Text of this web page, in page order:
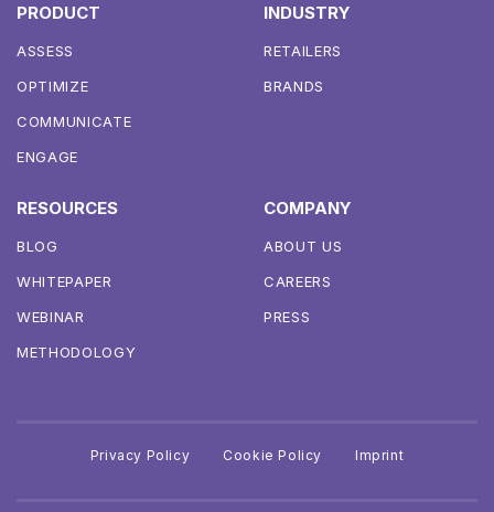
PRODUCT
ASSESS
OPTIMIZE
COMMUNICATE
ENGAGE
INDUSTRY
RETAILERS
BRANDS
RESOURCES
BLOG
WHITEPAPER
WEBINAR
METHODOLOGY
COMPANY
ABOUT US
CAREERS
PRESS
Privacy Policy Cookie Policy Imprint